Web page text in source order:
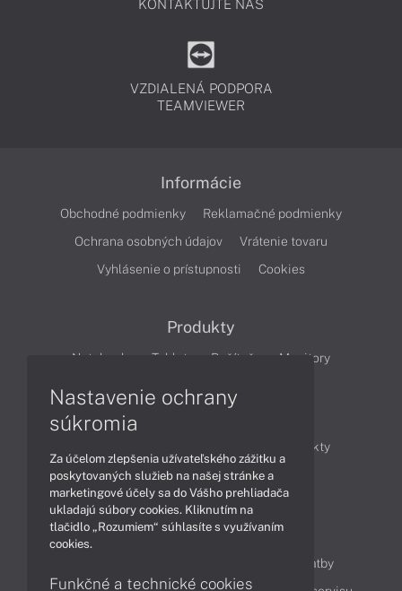
KONTAKTUJTE NÁS
VZDIALENÁ PODPORA
TEAMVIEWER
Informácie
Obchodné podmienky
Reklamačné podmienky
Ochrana osobných údajov
Vrátenie tovaru
Vyhlásenie o prístupnosti
Cookies
Produkty
Notebooky Tablety Počítače Monitory
Produkty
Technológie
Videá
Obsah
Možnosti doručenia a platby
Nastavenie ochrany
súkromia
Za účelom zlepšenia užívateľského zážitku a
poskytovaných služieb na našej stránke a
marketingové účely sa do Vášho prehliadača
ukladajú súbory cookies. Kliknutím na
tlačidlo „Rozumiem“ súhlasíte s využívaním
cookies.
Funkčné a technické cookies